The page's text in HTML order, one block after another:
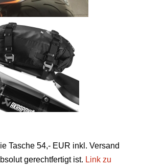
Tasche 54,- EUR inkl. Versand
gerechtfertigt ist. Link zu